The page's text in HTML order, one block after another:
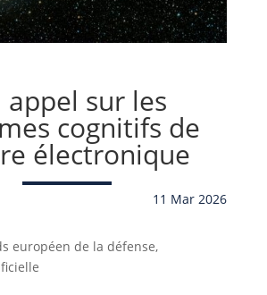
appel sur les
cognitifs de
électronique
11 Mar 2026
européen de la défense,